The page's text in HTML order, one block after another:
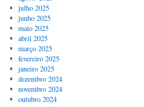
julho 2025
junho 2025
maio 2025
abril 2025
março 2025
fevereiro 2025
janeiro 2025
dezembro 2024
novembro 2024
outubro 2024